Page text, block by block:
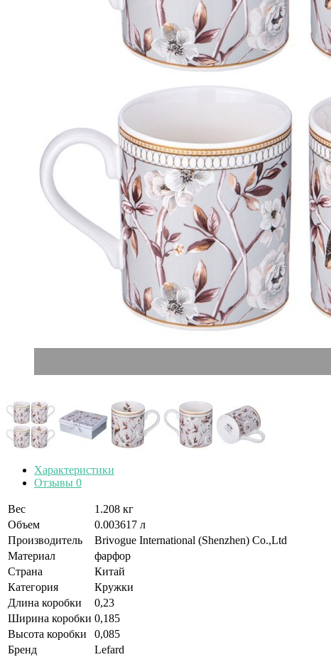
Характеристики
Отзывы 0
Вес
1.208 кг
Объем
0.003617 л
Производитель
Brivogue International (Shenzhen) Co.,Ltd
Материал
фарфор
Страна
Китай
Категория
Кружки
Длина коробки
0,23
Ширина коробки 0,185
Высота коробки
0,085
Бренд
Lefard